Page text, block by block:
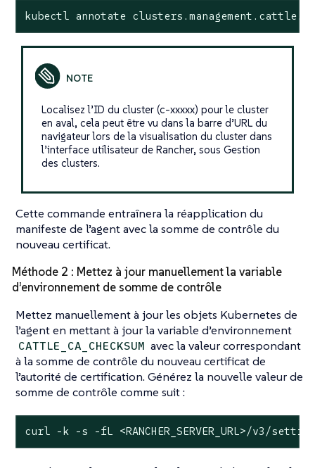
kubectl annotate
Localisez l’ID du cluster (c-xxxxx) pour le cluster
en aval, cela peut être vu dans la barre d’URL du
navigateur lors de la visualisation du cluster dans
l’interface utilisateur de Rancher, sous Gestion
des clusters.
Cette commande entraînera la réapplication du
manifeste de l’agent avec la somme de contrôle du
nouveau certificat.
Méthode 2 : Mettez à jour manuellement la variable
d’environnement de somme de contrôle
Mettez manuellement à jour les objets Kubernetes de
l’agent en mettant à jour la variable d’environnement
CATTLE_CA_CHECKSUM avec la valeur correspondant
à la somme de contrôle du nouveau certificat de
l’autorité de certification. Générez la nouvelle valeur de
somme de contrôle comme suit :
curl -k -s -fL <RANCHER_SERVER_URL>/v3/